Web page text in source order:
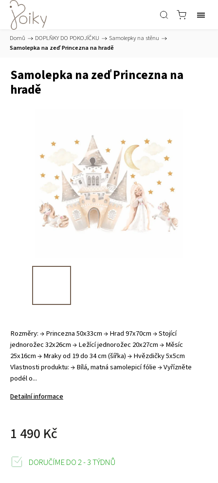
Domů / DOPLŇKY DO POKOJÍČKU / Samolepky na stěnu /
Samolepka na zeď Princezna na hradě
Samolepka na zeď Princezna na
hradě
Rozměry: → Princezna 50x33cm → Hrad 97x70cm → Stojící
jednorožec 32x26cm → Ležící jednorožec 20x27cm → Měsíc
25x16cm → Mraky od 19 do 34 cm (šířka) → Hvězdičky 5x5cm
Vlastnosti produktu: → Bílá, matná samolepicí fólie → Vyřízněte
podél o...
Detailní informace
1 490 Kč
DORUČÍME DO 2 - 3 TÝDNŮ